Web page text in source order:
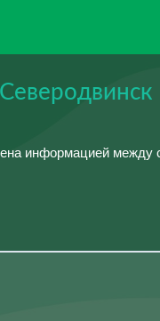
информацией между